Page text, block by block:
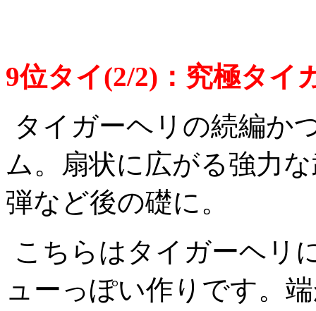
9位タイ(2/2)：究極タ
タイガーヘリの続編か
ム。扇状に広がる強力
弾など後の礎に。
こちらはタイガーヘリ
ューっぽい作りです。